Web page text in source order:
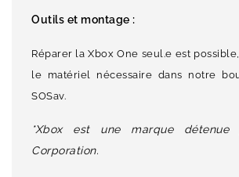
Outils et montage :
Réparer la Xbox One seul.e est
le matériel nécessaire dans notre
SOSav.
*Xbox est une marque détenue
Corporation.